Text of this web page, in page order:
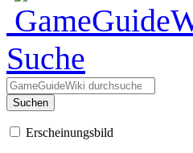
Suche
Suchen
Erscheinungsbild